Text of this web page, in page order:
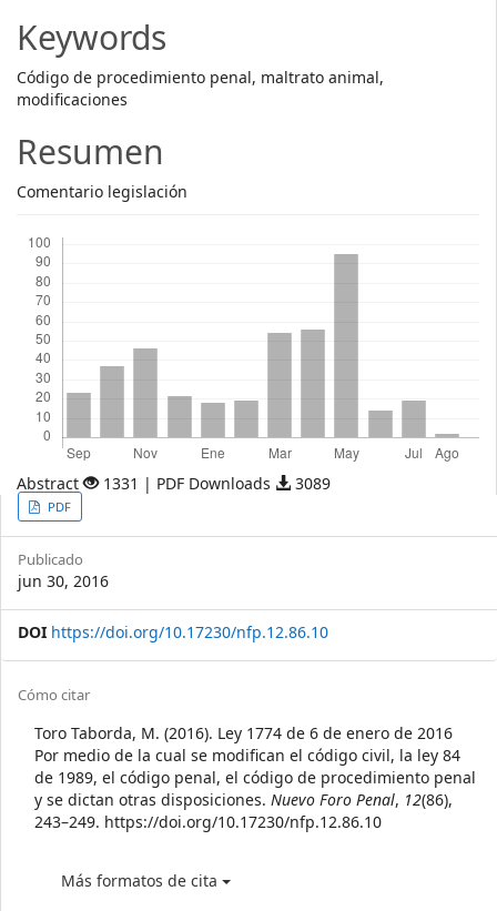
Keywords
Código de procedimiento penal, maltrato animal,
modificaciones
Resumen
Comentario legislación
Abstract 1331 | PDF Downloads 3089
Article
Sidebar
PDF
Publicado
jun 30, 2016
DOI https://doi.org/10.17230/nfp.12.86.10
Article
Details
Cómo citar
Toro Taborda, M. (2016). Ley 1774 de 6 de enero de 2016
Por medio de la cual se modifican el código civil, la ley 84
de 1989, el código penal, el código de procedimiento penal
y se dictan otras disposiciones. Nuevo Foro Penal, 12(86),
243–249. https://doi.org/10.17230/nfp.12.86.10
Más formatos de cita